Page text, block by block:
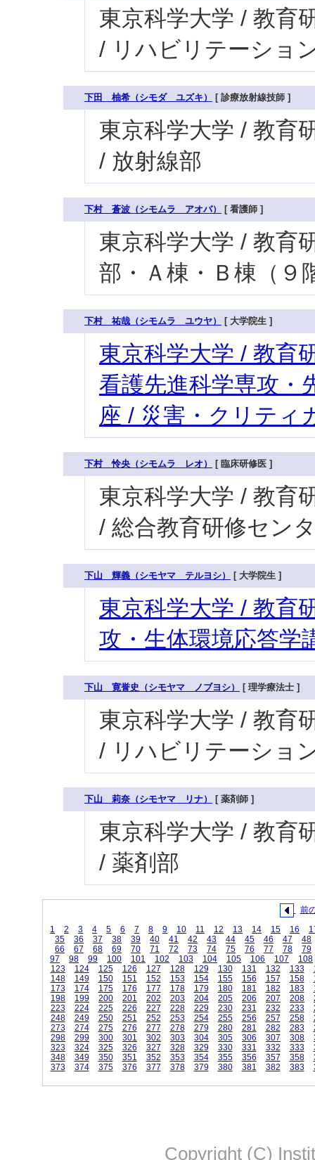
東京科学大学 / 教育
/ リハビリテーショ
下田 柚希（シモダ ユズキ） [ 診療放射線技師 ]
東京科学大学 / 教育
/ 放射線部
下村 蒼波（シモムラ アオバ） [ 看護師 ]
東京科学大学 / 教育
部・Ａ棟・Ｂ棟（９
下村 祐哉（シモムラ ユウヤ） [ 大学院生 ]
東京科学大学 / 教育
看護先進科学専攻・
座 / 災害・クリティ
下村 怜央（シモムラ レオ） [ 臨床研修医 ]
東京科学大学 / 教育
/ 総合教育研修セン
下山 輝義（シモヤマ テルヨシ） [ 大学院生 ]
東京科学大学 / 教育
攻・生体環境応答学
下山 寛誉史（シモヤマ ノブヨシ） [ 理学療法士 ]
東京科学大学 / 教育
/ リハビリテーショ
下山 莉奈（シモヤマ リナ） [ 薬剤師 ]
東京科学大学 / 教育
/ 薬剤部
前
1
2 3 4 5 6 7 8 9 10 11 12 13 14 15 16
35
36 37 38 39 40 41 42 43 44 45 46 47
48
66
67 68 69 70 71 72 73 74 75 76 77 78
79
97
98 99 100 101 102 103 104 105 106 107
108
123
124 125 126 127 128 129 130 131 132 133
148
149 150 151 152 153 154 155 156 157 158
173
174 175 176 177 178 179 180 181 182 183
198
199 200 201 202 203 204 205 206 207 208
223
224 225 226 227 228 229 230 231 232 233
248
249 250 251 252 253 254 255 256 257 258
273
274 275 276 277 278 279 280 281 282 283
298
299 300 301 302 303 304 305 306 307 308
323
324 325 326 327 328 329 330 331 332 333
348
349 350 351 352 353 354 355 356 357 358
373
374 375 376 377 378 379 380 381 382 383
Copyright (C)